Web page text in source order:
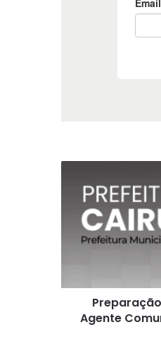
Apostila
Agente
Comunitário
Cairu
2025Agente